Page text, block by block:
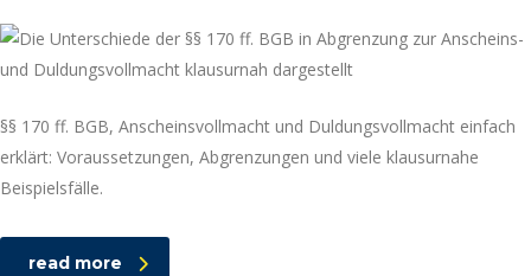
§§ 170 ff. BGB, Anscheinsvollmacht und Duldungsvollmacht einfach
erklärt: Voraussetzungen, Abgrenzungen und viele klausurnahe
Beispielsfälle.
read more